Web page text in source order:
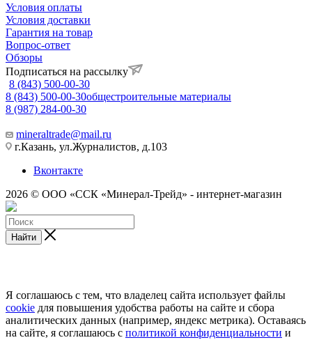
Условия оплаты
Условия доставки
Гарантия на товар
Вопрос-ответ
Обзоры
Подписаться на рассылку
8 (843) 500-00-30
8 (843) 500-00-30общестроительные материалы
8 (987) 284-00-30
mineraltrade@mail.ru
г.Казань, ул.Журналистов, д.103
Вконтакте
2026 © ООО «ССК «Минерал-Трейд» - интернет-магазин
Найти
Я соглашаюсь с тем, что владелец сайта использует файлы
cookie для повышения удобства работы на сайте и сбора
аналитических данных (например, яндекс метрика). Оставаясь
на сайте, я соглашаюсь с политикой конфиденциальности и